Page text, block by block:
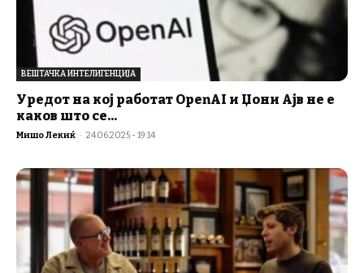
ВЕШТАЧКА ИНТЕЛИГЕНЦИЈА
Уредот на кој работат OpenAI и Џони Ајв не е
каков што се...
Мишо Лекиќ - 24.06.2025 - 19:14